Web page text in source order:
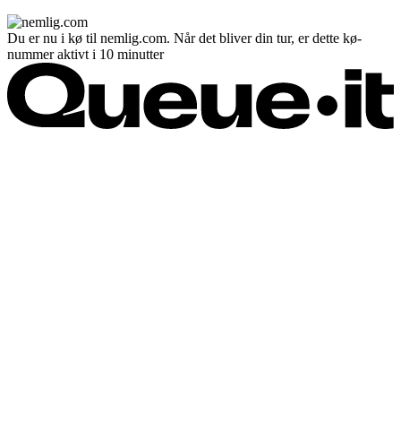
Du er nu i kø til nemlig.com. Når det bliver din tur, er dette kø-
nummer aktivt i 10 minutter